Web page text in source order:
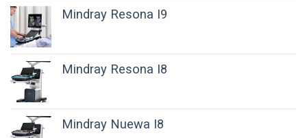
Mindray Resona I9
Mindray Resona I8
Mindray Nuewa I8